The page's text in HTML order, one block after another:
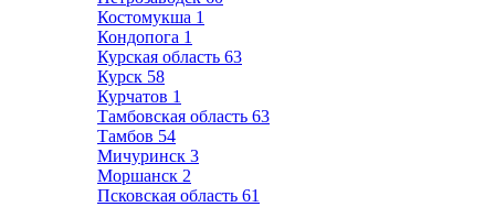
Костомукша 1
Кондопога 1
Курская область 63
Курск 58
Курчатов 1
Тамбовская область 63
Тамбов 54
Мичуринск 3
Моршанск 2
Псковская область 61